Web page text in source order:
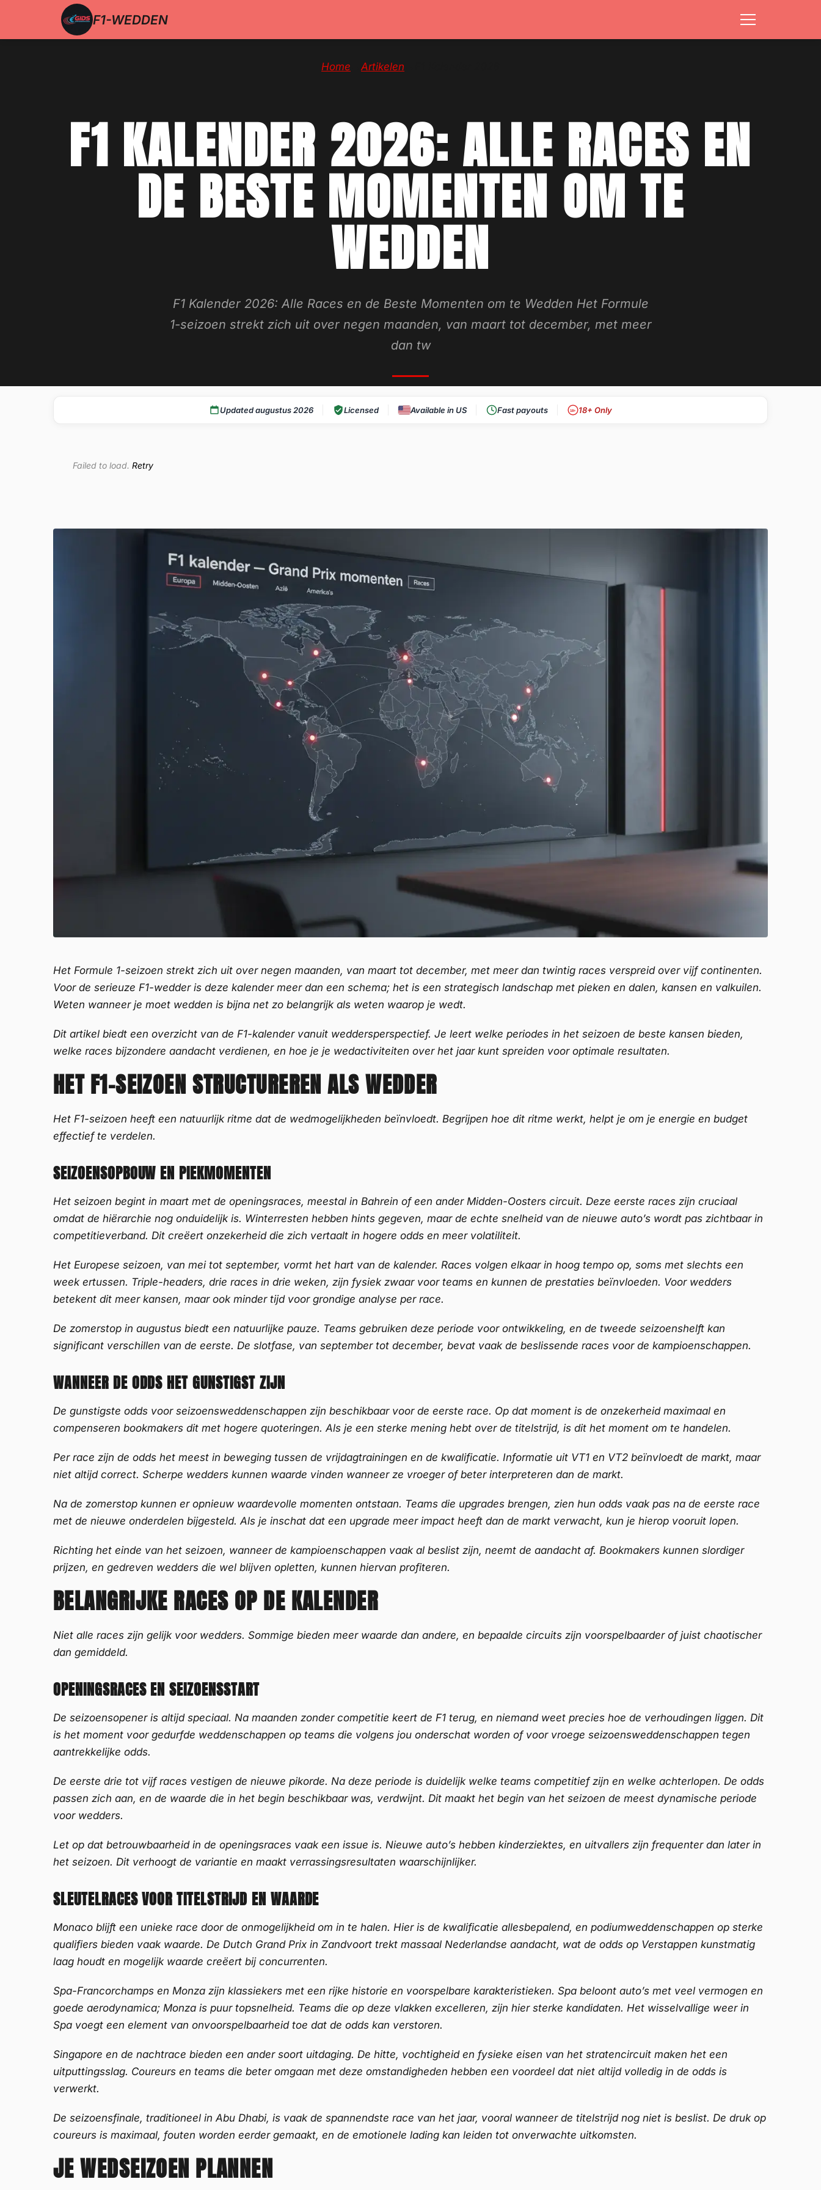
F1-WEDDEN
Home Artikelen
F1 KALENDER 2026: ALLE RACES EN
DE BESTE MOMENTEN OM TE
WEDDEN
F1 Kalender 2026: Alle Races en de Beste Momenten om te Wedden Het Formule
1-seizoen strekt zich uit over negen maanden, van maart tot december, met meer
dan tw
Updated augustus 2026 Licensed Available in US Fast payouts 18+ 18+ Only
Failed to load. Retry
Het Formule 1-seizoen strekt zich uit over negen maanden, van maart tot december, met meer dan twintig races verspreid over vijf continenten.
Voor de serieuze F1-wedder is deze kalender meer dan een schema; het is een strategisch landschap met pieken en dalen, kansen en valkuilen.
Weten wanneer je moet wedden is bijna net zo belangrijk als weten waarop je wedt.
Dit artikel biedt een overzicht van de F1-kalender vanuit weddersperspectief. Je leert welke periodes in het seizoen de beste kansen bieden,
welke races bijzondere aandacht verdienen, en hoe je je wedactiviteiten over het jaar kunt spreiden voor optimale resultaten.
HET F1-SEIZOEN STRUCTUREREN ALS WEDDER
Het F1-seizoen heeft een natuurlijk ritme dat de wedmogelijkheden beïnvloedt. Begrijpen hoe dit ritme werkt, helpt je om je energie en budget
effectief te verdelen.
SEIZOENSOPBOUW EN PIEKMOMENTEN
Het seizoen begint in maart met de openingsraces, meestal in Bahrein of een ander Midden-Oosters circuit. Deze eerste races zijn cruciaal
omdat de hiërarchie nog onduidelijk is. Winterresten hebben hints gegeven, maar de echte snelheid van de nieuwe auto’s wordt pas zichtbaar in
competitieverband. Dit creëert onzekerheid die zich vertaalt in hogere odds en meer volatiliteit.
Het Europese seizoen, van mei tot september, vormt het hart van de kalender. Races volgen elkaar in hoog tempo op, soms met slechts een
week ertussen. Triple-headers, drie races in drie weken, zijn fysiek zwaar voor teams en kunnen de prestaties beïnvloeden. Voor wedders
betekent dit meer kansen, maar ook minder tijd voor grondige analyse per race.
De zomerstop in augustus biedt een natuurlijke pauze. Teams gebruiken deze periode voor ontwikkeling, en de tweede seizoenshelft kan
significant verschillen van de eerste. De slotfase, van september tot december, bevat vaak de beslissende races voor de kampioenschappen.
WANNEER DE ODDS HET GUNSTIGST ZIJN
De gunstigste odds voor seizoensweddenschappen zijn beschikbaar voor de eerste race. Op dat moment is de onzekerheid maximaal en
compenseren bookmakers dit met hogere quoteringen. Als je een sterke mening hebt over de titelstrijd, is dit het moment om te handelen.
Per race zijn de odds het meest in beweging tussen de vrijdagtrainingen en de kwalificatie. Informatie uit VT1 en VT2 beïnvloedt de markt, maar
niet altijd correct. Scherpe wedders kunnen waarde vinden wanneer ze vroeger of beter interpreteren dan de markt.
Na de zomerstop kunnen er opnieuw waardevolle momenten ontstaan. Teams die upgrades brengen, zien hun odds vaak pas na de eerste race
met de nieuwe onderdelen bijgesteld. Als je inschat dat een upgrade meer impact heeft dan de markt verwacht, kun je hierop vooruit lopen.
Richting het einde van het seizoen, wanneer de kampioenschappen vaak al beslist zijn, neemt de aandacht af. Bookmakers kunnen slordiger
prijzen, en gedreven wedders die wel blijven opletten, kunnen hiervan profiteren.
BELANGRIJKE RACES OP DE KALENDER
Niet alle races zijn gelijk voor wedders. Sommige bieden meer waarde dan andere, en bepaalde circuits zijn voorspelbaarder of juist chaotischer
dan gemiddeld.
OPENINGSRACES EN SEIZOENSSTART
De seizoensopener is altijd speciaal. Na maanden zonder competitie keert de F1 terug, en niemand weet precies hoe de verhoudingen liggen. Dit
is het moment voor gedurfde weddenschappen op teams die volgens jou onderschat worden of voor vroege seizoensweddenschappen tegen
aantrekkelijke odds.
De eerste drie tot vijf races vestigen de nieuwe pikorde. Na deze periode is duidelijk welke teams competitief zijn en welke achterlopen. De odds
passen zich aan, en de waarde die in het begin beschikbaar was, verdwijnt. Dit maakt het begin van het seizoen de meest dynamische periode
voor wedders.
Let op dat betrouwbaarheid in de openingsraces vaak een issue is. Nieuwe auto’s hebben kinderziektes, en uitvallers zijn frequenter dan later in
het seizoen. Dit verhoogt de variantie en maakt verrassingsresultaten waarschijnlijker.
SLEUTELRACES VOOR TITELSTRIJD EN WAARDE
Monaco blijft een unieke race door de onmogelijkheid om in te halen. Hier is de kwalificatie allesbepalend, en podiumweddenschappen op sterke
qualifiers bieden vaak waarde. De Dutch Grand Prix in Zandvoort trekt massaal Nederlandse aandacht, wat de odds op Verstappen kunstmatig
laag houdt en mogelijk waarde creëert bij concurrenten.
Spa-Francorchamps en Monza zijn klassiekers met een rijke historie en voorspelbare karakteristieken. Spa beloont auto’s met veel vermogen en
goede aerodynamica; Monza is puur topsnelheid. Teams die op deze vlakken excelleren, zijn hier sterke kandidaten. Het wisselvallige weer in
Spa voegt een element van onvoorspelbaarheid toe dat de odds kan verstoren.
Singapore en de nachtrace bieden een ander soort uitdaging. De hitte, vochtigheid en fysieke eisen van het stratencircuit maken het een
uitputtingsslag. Coureurs en teams die beter omgaan met deze omstandigheden hebben een voordeel dat niet altijd volledig in de odds is
verwerkt.
De seizoensfinale, traditioneel in Abu Dhabi, is vaak de spannendste race van het jaar, vooral wanneer de titelstrijd nog niet is beslist. De druk op
coureurs is maximaal, fouten worden eerder gemaakt, en de emotionele lading kan leiden tot onverwachte uitkomsten.
JE WEDSEIZOEN PLANNEN